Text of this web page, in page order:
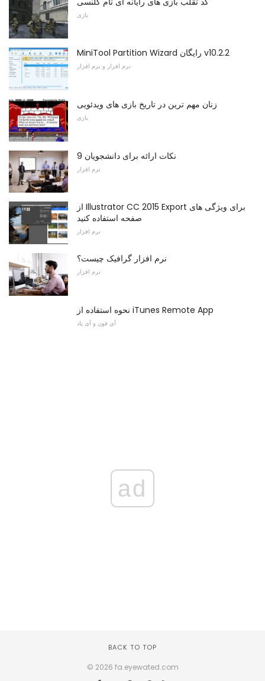
بازی
MiniTool Partition Wizard رایگان v10.2.2
نرم افزار و نرم افزار
زنان مهم ترین در تاریخ بازی های ویدئویی
بازی
9 نکات ارائه برای دانشجویان
نرم افزار
از Illustrator CC 2015 Export برای ویژگی های
صفحه استفاده کنید
نرم افزار
نرم افزار گرافیک چیست؟
نرم افزار
نحوه استفاده از iTunes Remote App
آی فون و آی پاد
ad
BACK TO TOP
© 2026 fa.eyewated.com